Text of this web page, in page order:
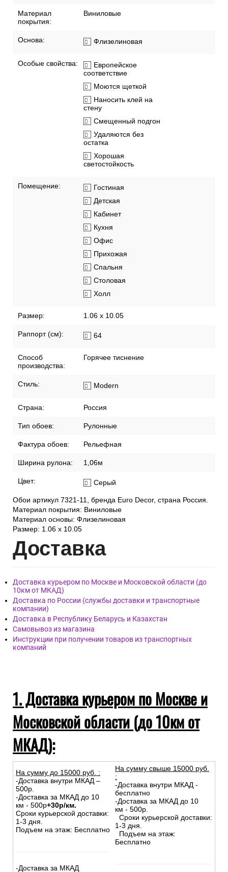
Материал
покрытия:
Виниловые
Основа: Флизелиновая
Особые свойства:
Европейское
соответствие
Моются щеткой
Наносить клей на
стену
Смещенный подгон
Удаляются без
остатка
Хорошая
светостойкость
Помещение:
Гостиная
Детская
Кабинет
Кухня
Офис
Прихожая
Спальня
Столовая
Холл
Размер: 1.06 x 10.05
Раппорт (см): 64
Способ
производства:
Горячее тиснение
Стиль: Modern
Страна: Россия
Тип обоев: Рулонные
Фактура обоев: Рельефная
Ширина рулона: 1,06м
Цвет: Серый
Обои артикул 7321-11, бренда Euro Decor, страна Россия.
Материал покрытия: Виниловые
Материал основы: Флизелиновая
Размер: 1.06 x 10.05
Доставка
Доставка курьером по Москве и Московской области (до
10км от МКАД)
Доставка по России (службы доставки и транспортные
компании)
Доставка в Республику Беларусь и Казахстан
Самовывоз из магазина
Инструкции при получении товаров из транспортных
компаний
1. Доставка курьером по Москве и
Московской области (до 10км от
МКАД):
На сумму до 15000 руб. :
-Доставка внутри МКАД –
500р.
-Доставка за МКАД до 10
км - 500р+30р/км.
Сроки курьерской доставки:
1-3 дня.
Подъем на этаж: Бесплатно
-Доставка за МКАД
На сумму свыше 15000 руб.
:
-Доставка внутри МКАД -
бесплатно
-Доставка за МКАД до 10
км - 500р.
Сроки курьерской доставки:
1-3 дня.
Подъем на этаж:
Бесплатно